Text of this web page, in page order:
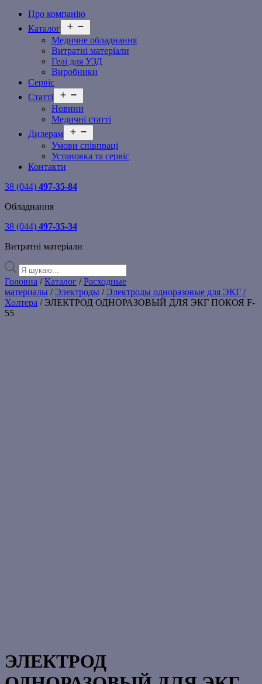
Про компанію
Каталог
меню
Медичне обладнання
Витратні матеріали
Гелі для УЗД
Виробники
Сервіс
Статті
меню
Новини
Медичні статті
Дилерам
меню
Умови співпраці
Установка та сервіс
Контакти
38 (044) 497-35-84
Обладнання
38 (044) 497-35-34
Витратні матеріали
Products
search
Головна /Каталог /Расходные
материалы / Электроды / Электроды одноразовые для ЭКГ /
Холтера / ЭЛЕКТРОД ОДНОРАЗОВЫЙ ДЛЯ ЭКГ ПОКОЯ F-
55
ЭЛЕКТРОД